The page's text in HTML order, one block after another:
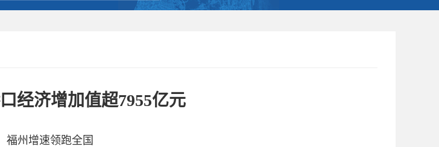
经济增加值超7955亿元
福州增速领跑全国